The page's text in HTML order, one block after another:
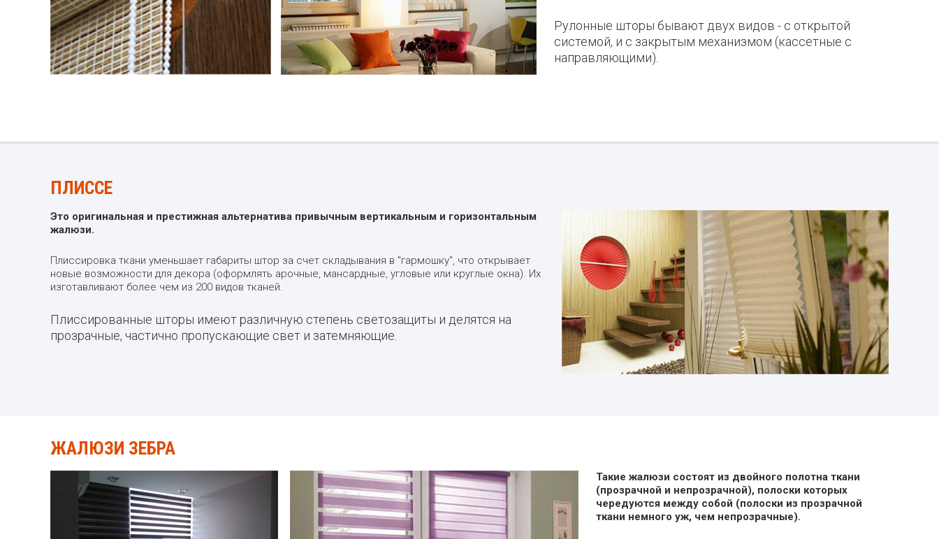
Рулонные шторы бывают двух видов - с открытой
системой, и с закрытым механизмом (кассетные с
направляющими).
ПЛИССЕ
Это оригинальная и престижная альтернатива привычным вертикальным и горизонтальным
жалюзи.
Плиссировка ткани уменьшает габариты штор за счет складывания в "гармошку", что открывает
новые возможности для декора (оформлять арочные, мансардные, угловые или круглые окна). Их
изготавливают более чем из 200 видов тканей.
Плиссированные шторы имеют различную степень светозащиты и делятся на
прозрачные, частично пропускающие свет и затемняющие.
ЖАЛЮЗИ ЗЕБРА
Такие жалюзи состоят из двойного полотна ткани
(прозрачной и непрозрачной), полоски которых
чередуются между собой (полоски из прозрачной
ткани немного уж, чем непрозрачные).